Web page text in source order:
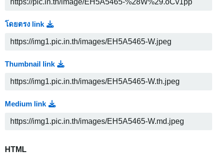
โดยตรง link
Thumbnail link
Medium link
HTML